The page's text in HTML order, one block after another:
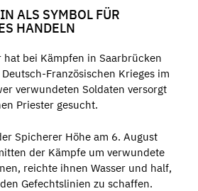
ALS SYMBOL FÜR
HANDELN
bei Kämpfen in Saarbrücken
Französischen Krieges im
verwundeten Soldaten versorgt
Priester gesucht.
Spicherer Höhe am 6. August
der Kämpfe um verwundete
reichte ihnen Wasser und half,
Gefechtslinien zu schaffen.